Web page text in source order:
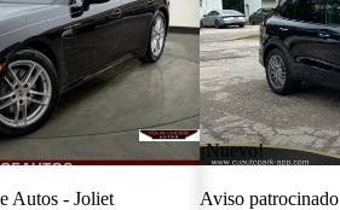
Autos - Joliet
¡Nuevo!
Aviso patrocinado